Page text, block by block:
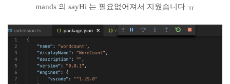
mands 의 sayHi 는 필요없어져서 지웠습니다 ㅠ